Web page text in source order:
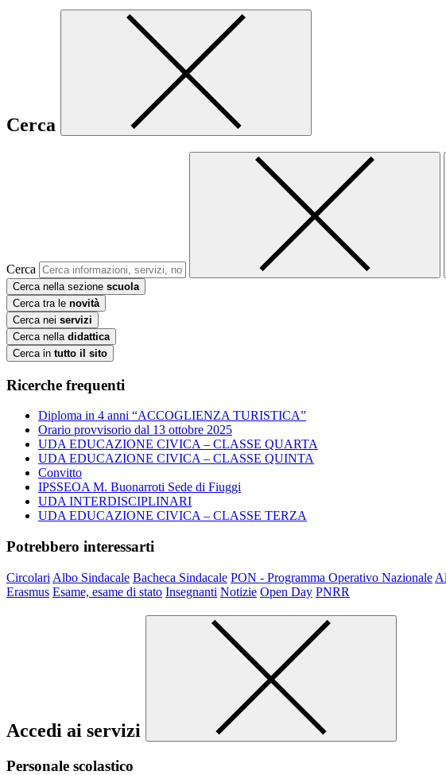
Cerca
Cerca
Cerca nella sezione scuola
Cerca tra le novità
Cerca nei servizi
Cerca nella didattica
Cerca in tutto il sito
Ricerche frequenti
Diploma in 4 anni “ACCOGLIENZA TURISTICA”
Orario provvisorio dal 13 ottobre 2025
UDA EDUCAZIONE CIVICA – CLASSE QUARTA
UDA EDUCAZIONE CIVICA – CLASSE QUINTA
Convitto
IPSSEOA M. Buonarroti Sede di Fiuggi
UDA INTERDISCIPLINARI
UDA EDUCAZIONE CIVICA – CLASSE TERZA
Potrebbero interessarti
Circolari Albo Sindacale Bacheca Sindacale PON - Programma Operativo Nazionale
Erasmus Esame, esame di stato Insegnanti Notizie Open Day PNRR
Accedi ai servizi
Personale scolastico